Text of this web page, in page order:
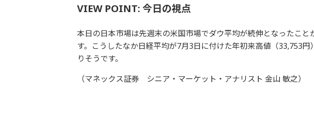
VIEW POINT: 今日の視点
本日の日本市場は先週末の米国市場でダウ平均が続伸となったこと
す。こうしたなか日経平均が7月3日に付けた年初来高値（33,753
りそうです。
（マネックス証券 シニア・マーケット・アナリスト 金山 敏之）